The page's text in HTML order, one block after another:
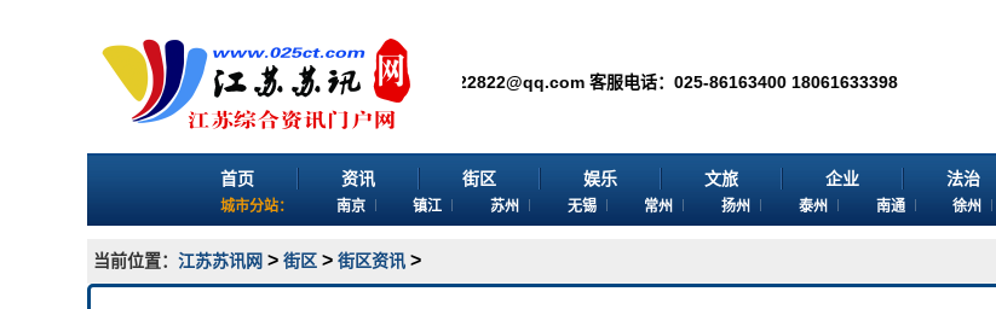
传播价值 感谢您浏览江苏苏讯网。 欢迎投稿：邮箱724922822@qq.com 客服电话：025-86163400 18061633398
首页 资讯 街区 娱乐 文旅 企业 法治
城市分站： 南京 镇江 苏州 无锡 常州 扬州 泰州 南通 徐州
当前位置： 江苏苏讯网 > 街区 > 街区资讯 >